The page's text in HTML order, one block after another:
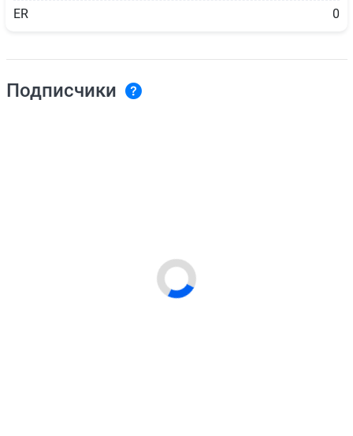
ER 0
Подписчики